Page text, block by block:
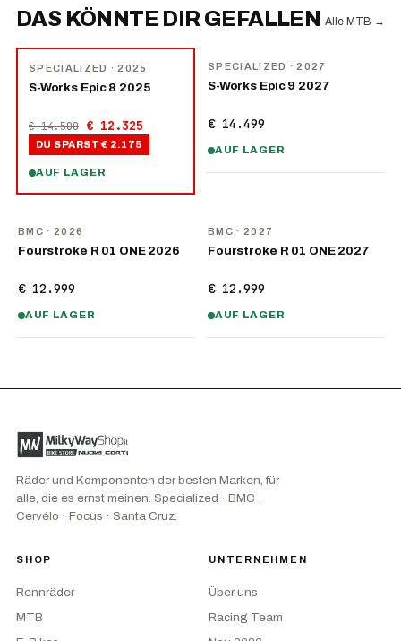
DAS KÖNNTE DIR GEFALLEN Alle MTB →
SPECIALIZED · 2025
S-Works Epic 8 2025
€ 14.500 € 12.325
DU SPARST € 2.175
AUF LAGER
SPECIALIZED · 2027
S-Works Epic 9 2027
€ 14.499
AUF LAGER
BMC · 2026
Fourstroke R 01 ONE 2026
€ 12.999
AUF LAGER
BMC · 2027
Fourstroke R 01 ONE 2027
€ 12.999
AUF LAGER
Räder und Komponenten der besten Marken, für
alle, die es ernst meinen. Specialized · BMC ·
Cervélo · Focus · Santa Cruz.
SHOP
Rennräder
MTB
UNTERNEHMEN
Über uns
Racing Team